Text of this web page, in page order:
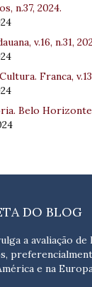
n.37, 2024.
v.16, n.31,
Franca,
Belo Horizonte,
DO BLOG
a avaliação
e na